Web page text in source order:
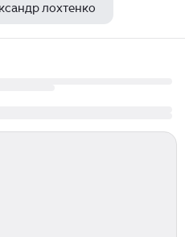
лохтенко